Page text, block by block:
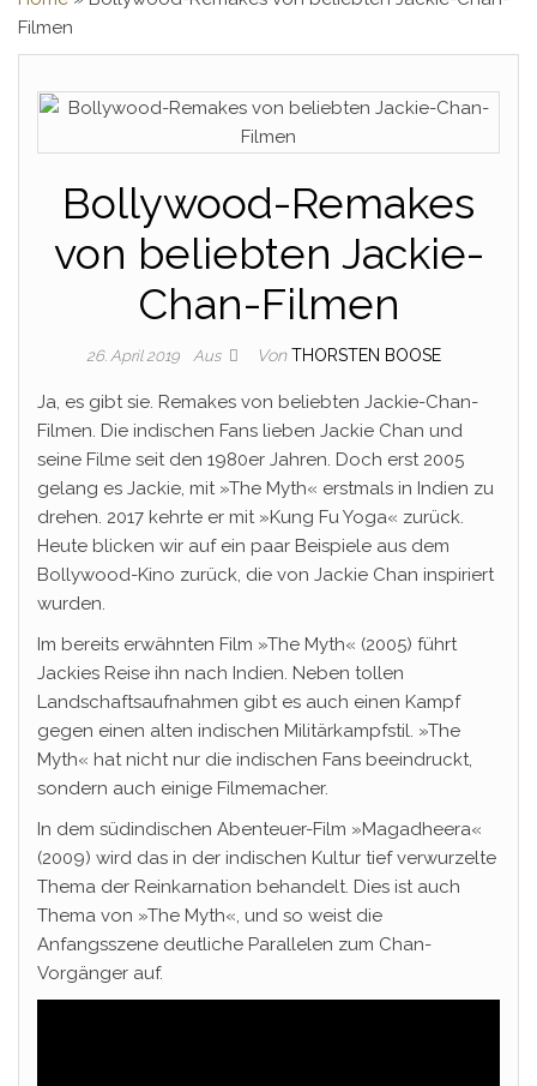
Filmen
Bollywood-Remakes
von beliebten Jackie-
Chan-Filmen
26. April 2019 Aus Von THORSTEN BOOSE
Ja, es gibt sie. Remakes von beliebten Jackie-Chan-
Filmen. Die indischen Fans lieben Jackie Chan und
seine Filme seit den 1980er Jahren. Doch erst 2005
gelang es Jackie, mit »The Myth« erstmals in Indien zu
drehen. 2017 kehrte er mit »Kung Fu Yoga« zurück.
Heute blicken wir auf ein paar Beispiele aus dem
Bollywood-Kino zurück, die von Jackie Chan inspiriert
wurden.
Im bereits erwähnten Film »The Myth« (2005) führt
Jackies Reise ihn nach Indien. Neben tollen
Landschaftsaufnahmen gibt es auch einen Kampf
gegen einen alten indischen Militärkampfstil. »The
Myth« hat nicht nur die indischen Fans beeindruckt,
sondern auch einige Filmemacher.
In dem südindischen Abenteuer-Film »Magadheera«
(2009) wird das in der indischen Kultur tief verwurzelte
Thema der Reinkarnation behandelt. Dies ist auch
Thema von »The Myth«, und so weist die
Anfangsszene deutliche Parallelen zum Chan-
Vorgänger auf.